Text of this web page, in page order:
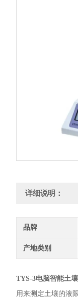
详细说明：
品牌
产地类别
TYS-3电脑智能土
用来测定土壤的液